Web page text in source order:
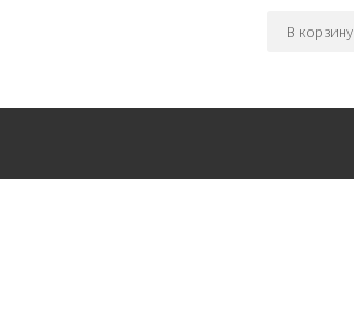
В корзину